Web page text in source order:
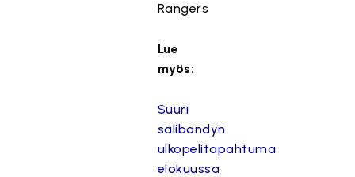
Rangers
Lue
myös:
Suuri
salibandyn
ulkopelitapahtuma
elokuussa